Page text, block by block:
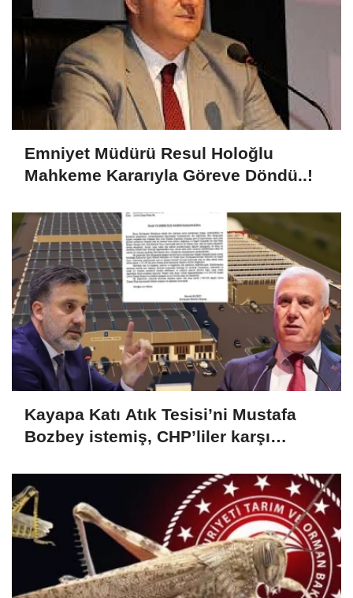
Emniyet Müdürü Resul Holoğlu
Mahkeme Kararıyla Göreve Döndü..!
Kayapa Katı Atık Tesisi’ni Mustafa
Bozbey istemiş, CHP’liler karşı